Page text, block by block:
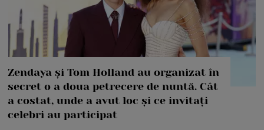
Zendaya și Tom Holland au organizat în
secret o a doua petrecere de nuntă. Cât
a costat, unde a avut loc și ce invitați
celebri au participat